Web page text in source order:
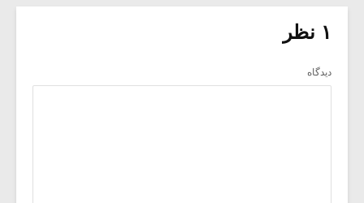
۱ نظر
دیدگاه